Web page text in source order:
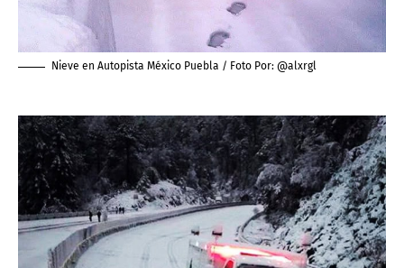
Nieve en Autopista México Puebla / Foto Por: @alxrgl